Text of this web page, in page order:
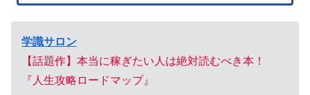
学識サロン
【話題作】本当に稼ぎたい人は絶対読むべき本！
『人生攻略ロードマップ』